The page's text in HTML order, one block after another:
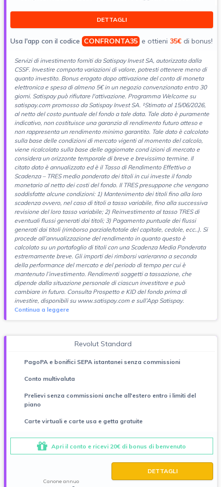
DETTAGLI
Usa l'app con il codice CONFRONTA35 e ottieni 35€ di bonus!
Servizi di investimento forniti da Satispay Invest SA, autorizzata dalla
CSSF. Investire comporta variazioni di valore, potresti ottenere meno di
quanto investito. Bonus erogato dopo attivazione del conto di moneta
elettronica e spesa di almeno 5€ in un negozio convenzionato entro 30
giorni. Satispay può rifiutare l'attivazione. Programma Welcome su
satispay.com promosso da Satispay Invest SA. ¹Stimato al 15/06/2026,
al netto del costo puntuale del fondo a tale data. Tale dato è puramente
indicativo, non costituisce una garanzia di rendimento futuro atteso e
non rappresenta un rendimento minimo garantito. Tale dato è calcolato
sulla base delle condizioni di mercato vigenti al momento del calcolo,
viene ricalcolato sulla base delle aggiornate cond izioni di mercato e
considera un orizzonte temporale di breve e brevissimo termine. Il
citato dato è annualizzato ed è il Tasso di Rendimento Effettivo a
Scadenza – TRES medio ponderato dei titoli in cui investe il fondo
monetario al netto dei costi del fondo. Il TRES presuppone che vengano
soddisfatte alcune condizioni: 1) Mantenimento dei titoli fino alla loro
scadenza ovvero, nel caso di titoli a tasso variabile, fino alla successiva
revisione del loro tasso variabile; 2) Reinvestimento al tasso TRES di
eventuali flussi generati dai titoli; 3) Pagamento puntuale dei flussi
generati dai titoli (rimborso parziale/totale del capitale, cedole, ecc..). Si
procede all’annualizzazione del rendimento in quanto questo è
calcolato su un portafoglio di titoli con una Scadenza Media Ponderata
estremamente breve. Gli importi dei rimborsi varieranno a seconda
della performance del mercato e del periodo di tempo per cui è
mantenuto l’investimento. Rendimenti soggetti a tassazione, che
dipende dalla situazione personale di ciascun investitore e può
cambiare in futuro. Consulta Prospetto e KID del fondo prima di
investire, disponibili su www.satispay.com e sull’App Satispay.
Continua a leggere
Revolut Standard
PagoPA e bonifici SEPA istantanei senza commissioni
Conto multivaluta
Prelievi senza commissioni anche all'estero entro i limiti del
piano
Carte virtuali e carte usa e getta gratuite
Apri il conto e ricevi 20€ di bonus di benvenuto
Canone annuo
DETTAGLI